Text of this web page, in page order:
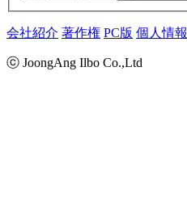
会社紹介 著作権 PC版 個人情報
ⓒ JoongAng Ilbo Co.,Ltd